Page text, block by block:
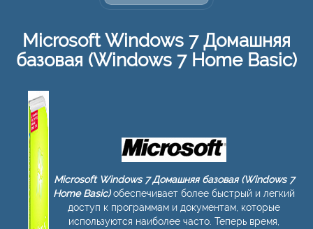
Microsoft Windows 7 Домашняя
базовая (Windows 7 Home Basic)
Microsoft Windows 7 Домашняя базовая (Windows 7
Home Basic)обеспечивает более быстрый и легкий
доступ к программам и документам, которые
используются наиболее часто. Теперь время,